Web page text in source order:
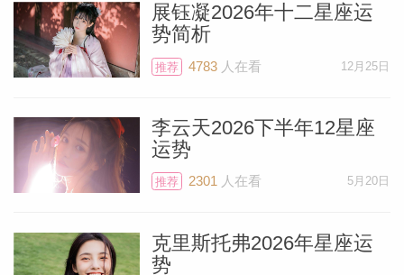
展钰凝2026年十二星座运
势简析
推荐 4783人在看 12月25日
李云天2026下半年12星座
运势
推荐 2301人在看 5月20日
克里斯托弗2026年星座运
势